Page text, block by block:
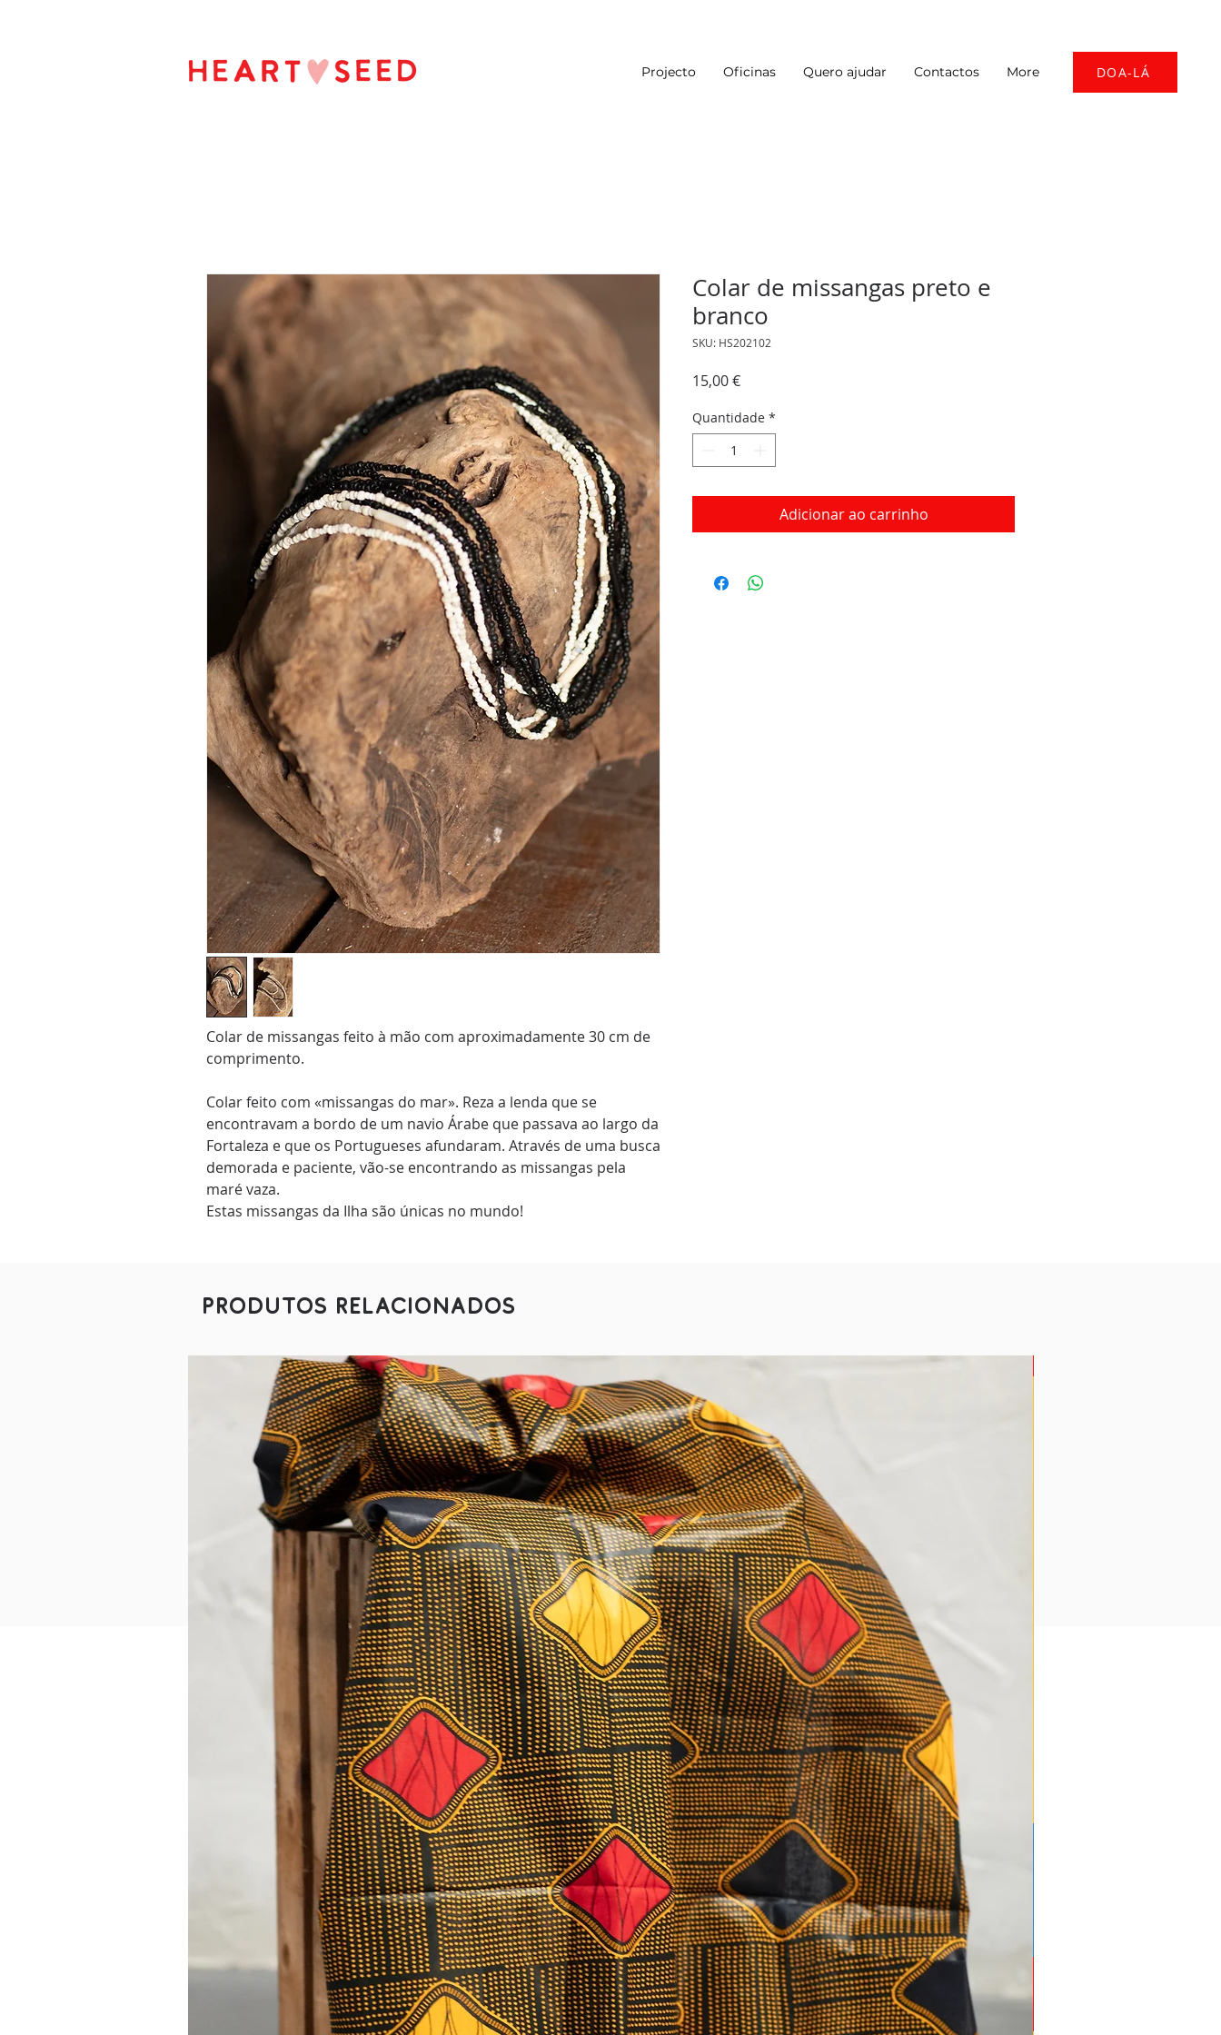
Projecto Oficinas Quero ajudar Contactos More DOA-LÁ
Colar de missangas feito à mão com aproximadamente 30 cm de
comprimento.
Colar feito com «missangas do mar». Reza a lenda que se
encontravam a bordo de um navio Árabe que passava ao largo da
Fortaleza e que os Portugueses afundaram. Através de uma busca
demorada e paciente, vão-se encontrando as missangas pela
maré vaza.
Estas missangas da Ilha são únicas no mundo!
Colar de missangas preto e
branco
SKU: HS202102
15,00 €Preço
Quantidade *
Adicionar ao carrinho
Produtos relacionados